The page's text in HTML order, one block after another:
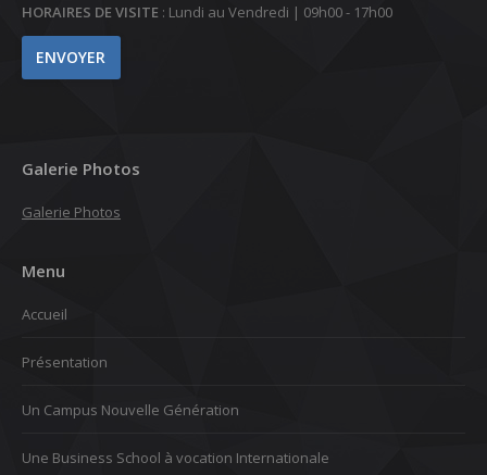
HORAIRES DE VISITE : Lundi au Vendredi | 09h00 - 17h00
Galerie Photos
Galerie Photos
Menu
Accueil
Présentation
Un Campus Nouvelle Génération
Une Business School à vocation Internationale